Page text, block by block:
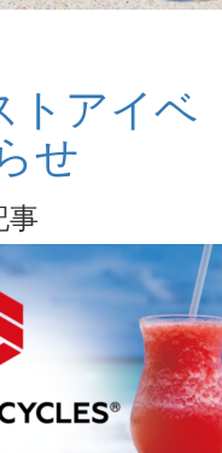
トアイベ
せ
事